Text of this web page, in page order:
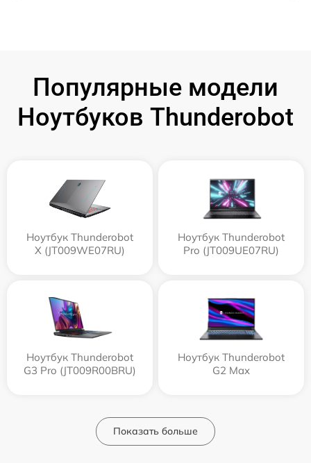
Популярные модели
Ноутбуков Thunderobot
Ноутбук Thunderobot
X (JT009WE07RU)
Ноутбук Thunderobot
Pro (JT009UE07RU)
Ноутбук Thunderobot
G3 Pro (JT009R00BRU)
Ноутбук Thunderobot
G2 Max
Показать больше